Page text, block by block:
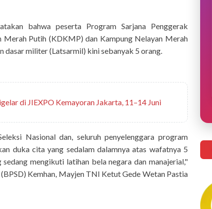
bahwa peserta Program Sarjana Penggerak
Merah Putih (KDKMP) dan Kampung Nelayan Merah
dasar militer (Latsarmil) kini sebanyak 5 orang.
di JIEXPO Kemayoran Jakarta, 11–14 Juni
Nasional dan, seluruh penyelenggara program
duka cita yang sedalam dalamnya atas wafatnya 5
mengikuti latihan bela negara dan manajerial,"
Kemhan, Mayjen TNI Ketut Gede Wetan Pastia